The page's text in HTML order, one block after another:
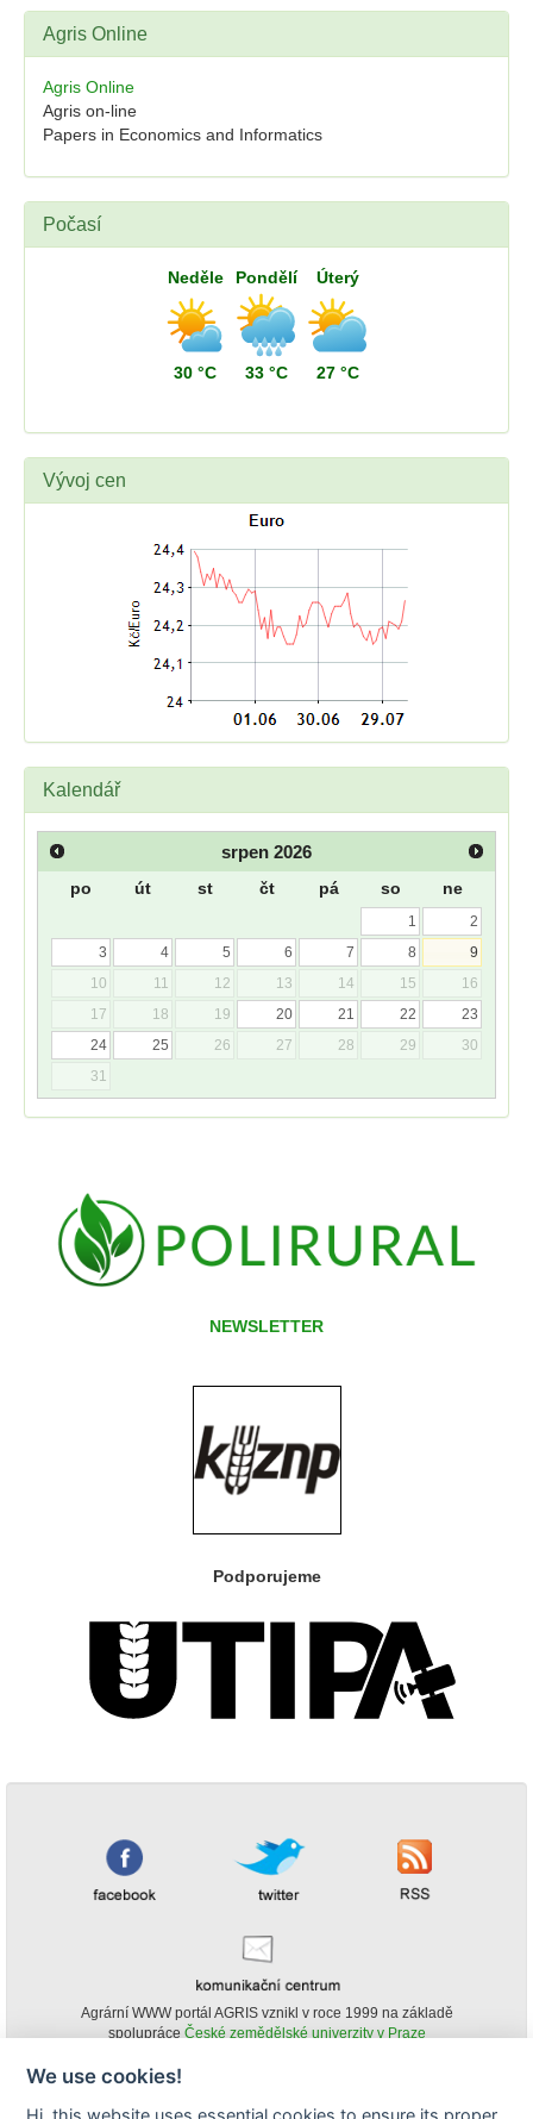
Agris Online
Agris Online
Agris on-line
Papers in Economics and Informatics
Počasí
Neděle
30 °C
Pondělí
33 °C
Úterý
27 °C
Vývoj cen
Kalendář
srpen 2026
po út st čt pá so ne
1
2
3
4 5 6 7 8
9
10
11 12 13 14 15
16
17
18 19 20 21 22
23
24
25 26 27 28 29
30
31
NEWSLETTER
Podporujeme
Agrární WWW portál AGRIS vznikl v roce 1999 na základě
spolupráce České zemědělské univerzity v Praze
We use cookies!
Hi, this website uses essential cookies to ensure its proper